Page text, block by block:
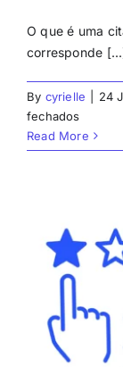
O que é uma
corresponde
By cyrielle 24
fechadosem
NAP
Read More